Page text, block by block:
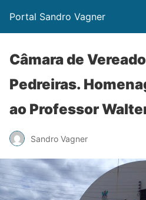
Portal Sandro Vagner
Câmara de
Pedreiras.
ao Professor
Sandro Vagner